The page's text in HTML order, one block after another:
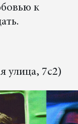
к
улица, 7с2)